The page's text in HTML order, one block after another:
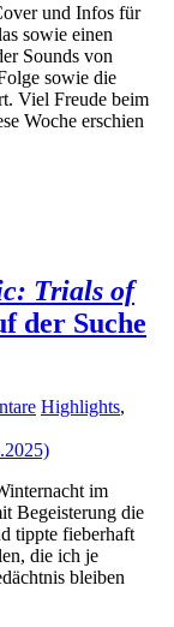
und Infos für
sowie einen
Sounds von
sowie die
Viel Freude beim
Woche erschien
Trials of
der Suche
Highlights,
im
Begeisterung die
tippte fieberhaft
die ich je
bleiben